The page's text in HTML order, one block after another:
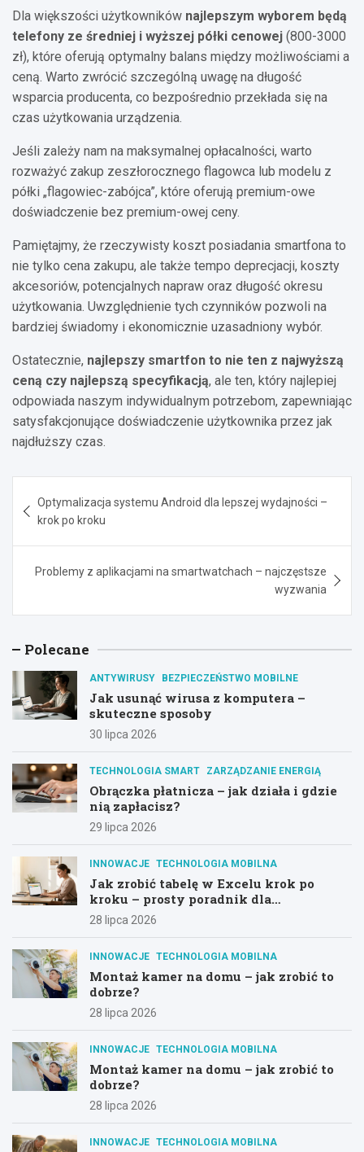
Dla większości użytkowników najlepszym wyborem będą
telefony ze średniej i wyższej półki cenowej (800-3000
zł), które oferują optymalny balans między możliwościami a
ceną. Warto zwrócić szczególną uwagę na długość
wsparcia producenta, co bezpośrednio przekłada się na
czas użytkowania urządzenia.
Jeśli zależy nam na maksymalnej opłacalności, warto
rozważyć zakup zeszłorocznego flagowca lub modelu z
półki „flagowiec-zabójca”, które oferują premium-owe
doświadczenie bez premium-owej ceny.
Pamiętajmy, że rzeczywisty koszt posiadania smartfona to
nie tylko cena zakupu, ale także tempo deprecjacji, koszty
akcesoriów, potencjalnych napraw oraz długość okresu
użytkowania. Uwzględnienie tych czynników pozwoli na
bardziej świadomy i ekonomicznie uzasadniony wybór.
Ostatecznie, najlepszy smartfon to nie ten z najwyższą
ceną czy najlepszą specyfikacją, ale ten, który najlepiej
odpowiada naszym indywidualnym potrzebom, zapewniając
satysfakcjonujące doświadczenie użytkownika przez jak
najdłuższy czas.
wpisu
Optymalizacja systemu Android dla lepszej wydajności –
krok po kroku
Problemy z aplikacjami na smartwatchach – najczęstsze
wyzwania
Polecane
ANTYWIRUSY BEZPIECZEŃSTWO MOBILNE
Jak usunąć wirusa z komputera –
skuteczne sposoby
30 lipca 2026
TECHNOLOGIA SMART ZARZĄDZANIE ENERGIĄ
Obrączka płatnicza – jak działa i gdzie
nią zapłacisz?
29 lipca 2026
INNOWACJE TECHNOLOGIA MOBILNA
Jak zrobić tabelę w Excelu krok po
kroku – prosty poradnik dla
początkujących
28 lipca 2026
INNOWACJE TECHNOLOGIA MOBILNA
Montaż kamer na domu – jak zrobić to
dobrze?
28 lipca 2026
INNOWACJE TECHNOLOGIA MOBILNA
Montaż kamer na domu – jak zrobić to
dobrze?
28 lipca 2026
INNOWACJE TECHNOLOGIA MOBILNA